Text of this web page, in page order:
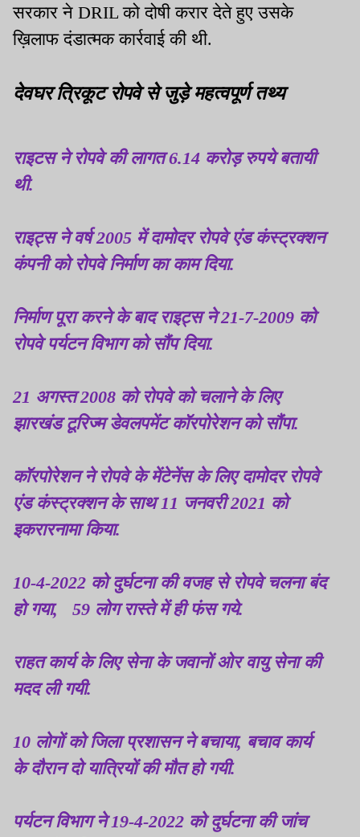
सरकार ने DRIL को दोषी करार देते हुए उसके
ख़िलाफ दंडात्मक कार्रवाई की थी.
देवघर त्रिकूट रोपवे से जुड़े महत्वपूर्ण तथ्य
राइटस ने रोपवे की लागत 6.14 करोड़ रुपये बतायी
थी.
राइट्स ने वर्ष 2005 में दामोदर रोपवे एंड कंस्ट्रक्शन
कंपनी को रोपवे निर्माण का काम दिया.
निर्माण पूरा करने के बाद राइट्स ने 21-7-2009 को
रोपवे पर्यटन विभाग को सौंप दिया.
21 अगस्त 2008 को रोपवे को चलाने के लिए
झारखंड टूरिज्म डेवलपमेंट कॉरपोरेशन को सौंपा.
कॉरपोरेशन ने रोपवे के मेंटेनेंस के लिए दामोदर रोपवे
एंड कंस्ट्रक्शन के साथ 11 जनवरी 2021 को
इकरारनामा किया.
10-4-2022 को दुर्घटना की वजह से रोपवे चलना बंद
हो गया, 59 लोग रास्ते में ही फंस गये.
राहत कार्य के लिए सेना के जवानों ओर वायु सेना की
मदद ली गयी.
10 लोगों को जिला प्रशासन ने बचाया, बचाव कार्य
के दौरान दो यात्रियों की मौत हो गयी.
पर्यटन विभाग ने 19-4-2022 को दुर्घटना की जांच